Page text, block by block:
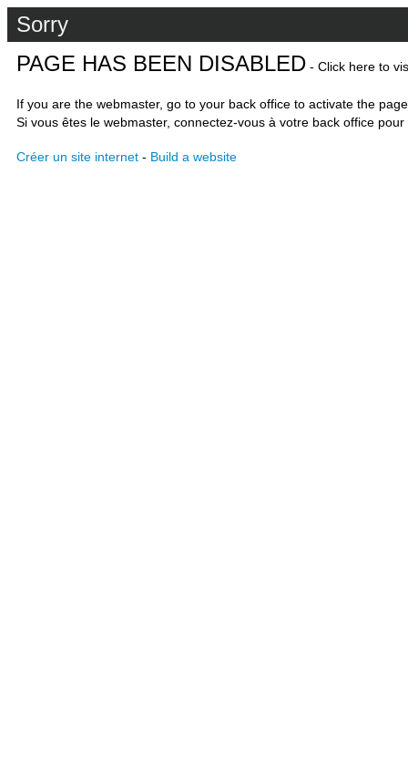
Sorry
PAGE HAS BEEN DISABLED - Click here to
If you are the webmaster, go to your back office to activate the
Si vous êtes le webmaster, connectez-vous à votre back office
Créer un site internet - Build a website